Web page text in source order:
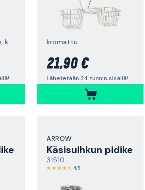
hopea, 900 x 900 mm, kattokiinnityksellä kromattu
21,90 €
Lähetetään 24 tunnin sisällä!
ARROW
Käsisuihkun pidike
31510
4,5